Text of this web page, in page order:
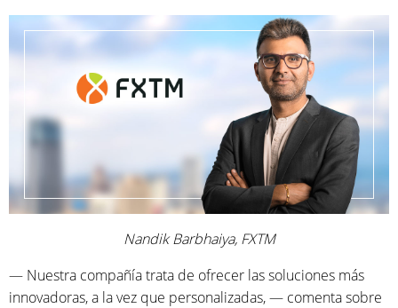
Nandik Barbhaiya, FXTM
— Nuestra compañía trata de ofrecer las soluciones más
innovadoras, a la vez que personalizadas, — comenta sobre